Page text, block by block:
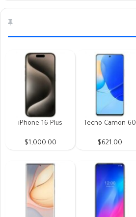
Tecno Camon 60
$621.00
iPhone 16 Plus
$1,000.00